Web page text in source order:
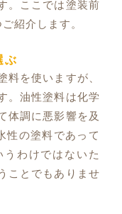
。ここでは塗装前
紹介します。
ぶ
料を使いますが、
。油性塗料は化学
体調に悪影響を及
性の塗料であって
うわけではないた
ことでもありませ